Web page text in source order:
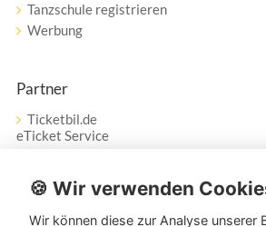
Tanzschule registrieren
Werbung
Partner
Ticketbil.de
eTicket Service
Vertrag widerrufen
🍪 Wir verwenden
Wir können diese zur Analyse unserer